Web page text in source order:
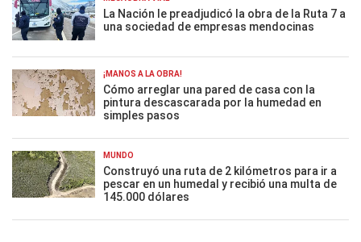
La Nación le preadjudicó la obra de la Ruta 7 a
una sociedad de empresas mendocinas
¡MANOS A LA OBRA!
Cómo arreglar una pared de casa con la
pintura descascarada por la humedad en
simples pasos
MUNDO
Construyó una ruta de 2 kilómetros para ir a
pescar en un humedal y recibió una multa de
145.000 dólares